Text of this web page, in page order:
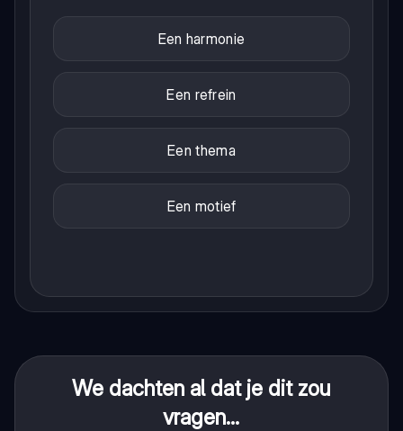
Een harmonie
Een refrein
Een thema
Een motief
We dachten al dat je dit zou
vragen...